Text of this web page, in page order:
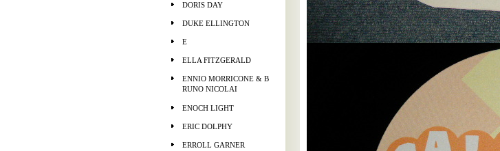
DORIS DAY
DUKE ELLINGTON
E
ELLA FITZGERALD
ENNIO MORRICONE & B
RUNO NICOLAI
ENOCH LIGHT
ERIC DOLPHY
ERROLL GARNER